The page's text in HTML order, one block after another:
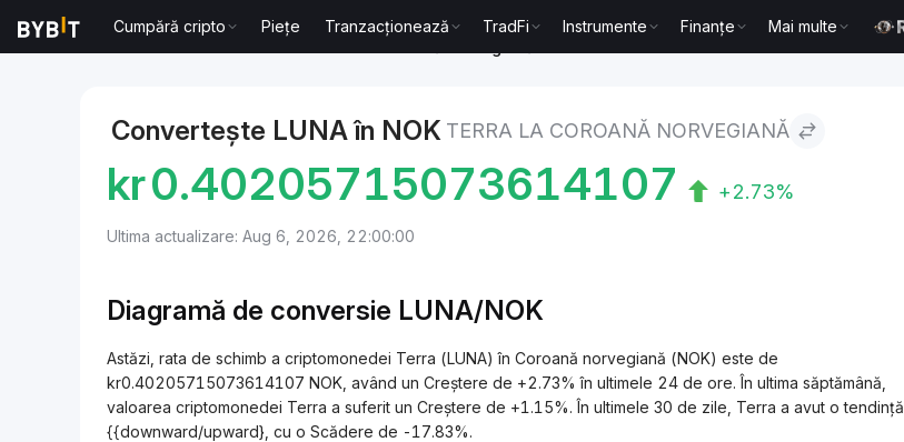
Cumpără cripto Piețe Tranzacționează TradFi Instrumente Finanțe Mai multe
Convertește LUNA în NOK TERRA LA COROANĂ NORVEGIANĂ
kr0.40205715073614107 +2.73%
Ultima actualizare: Aug 6, 2026, 22:00:00
Diagramă de conversie LUNA/NOK
Astăzi, rata de schimb a criptomonedei Terra (LUNA) în Coroană norvegiană (NOK) este de
kr0.40205715073614107 NOK, având un Creștere de +2.73% în ultimele 24 de ore. În ultima săptămână,
valoarea criptomonedei Terra a suferit un Creștere de +1.15%. În ultimele 30 de zile, Terra a avut o tendință
{{downward/upward}, cu o Scădere de -17.83%.